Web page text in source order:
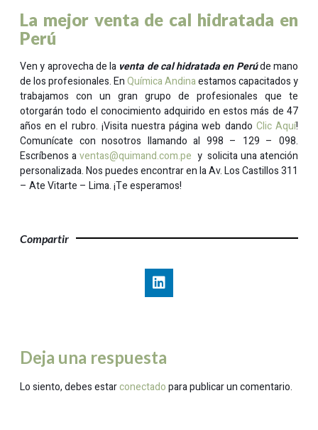
La mejor venta de cal hidratada en
Perú
Ven y aprovecha de la venta de cal hidratada en Perúde mano
de los profesionales. EnQuímica Andinaestamos capacitados y
trabajamos con un gran grupo de profesionales que te
otorgarán todo el conocimiento adquirido en estos más de 47
años en el rubro. ¡Visita nuestra página web dando Clic Aquí!
Comunícate con nosotros llamando al 998 – 129 – 098.
Escríbenos aventas@quimand.com.pe y solicita una atención
personalizada. Nos puedes encontrar en la Av. Los Castillos 311
– Ate Vitarte – Lima. ¡Te esperamos!
Compartir
Deja una respuesta
Lo siento, debes estarconectadopara publicar un comentario.